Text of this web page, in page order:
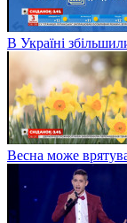
В Україні
Весна може